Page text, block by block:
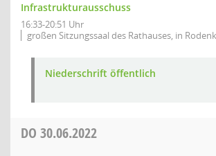
Infrastrukturausschuss
16:33-20:51 Uhr
großen Sitzungssaal des Rathauses, in
Niederschrift öffentlich
DO 30.06.2022